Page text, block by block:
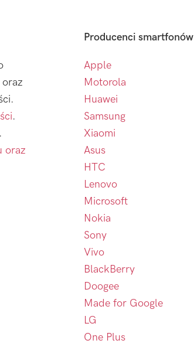
.
.
oraz
Producenci smartfonów
Apple
Motorola
Huawei
Samsung
Xiaomi
Asus
HTC
Lenovo
Microsoft
Nokia
Sony
Vivo
BlackBerry
Doogee
Made for Google
LG
One Plus